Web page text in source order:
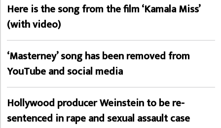
Here is the song from the film ‘Kamala Miss’
(with video)
‘Masterney’ song has been removed from
YouTube and social media
Hollywood producer Weinstein to be re-
sentenced in rape and sexual assault case